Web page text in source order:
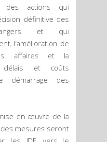
des actions qui
définitive des
et qui
l’amélioration de
affaires et la
délais et coûts
démarrage des
en œuvre de la
mesures seront